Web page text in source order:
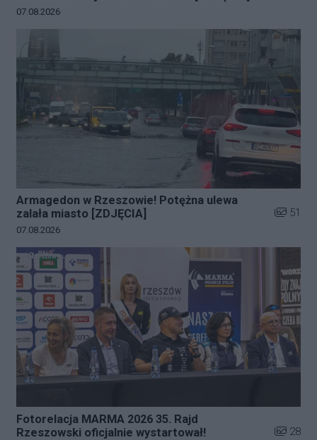
Data dodania galerii:
07.08.2026
Armagedon w Rzeszowie! Potężna ulewa
zalała miasto [ZDJĘCIA]
Liczba
51
Data dodania galerii:
07.08.2026
Fotorelacja MARMA 2026 35. Rajd
Rzeszowski oficjalnie wystartował!
Liczba
28